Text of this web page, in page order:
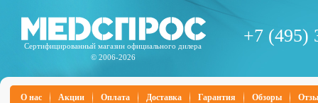
Сертифицированный магазин официального дилера
© 2006-2026
+7 (495)
О нас Акции Оплата Доставка Гарантия Обзоры